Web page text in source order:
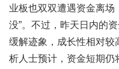
业板也双双遭遇资金离场
没”。不过，昨天日内的
缓解迹象，成长性相对较
析人士预计，资金短期仍